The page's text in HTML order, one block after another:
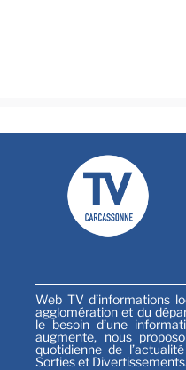
Web TV d’informations
agglomération et du
le besoin d’une
augmente, nous
quotidienne de
Sorties et